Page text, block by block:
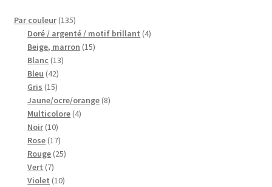
Par couleur 135135
produits
Doré / argenté / motif brillant 44
Beige, marron 1515
Blanc 1313
Bleu 4242
produits
Gris 1515
produits
Jaune/ocre/orange 88
Multicolore 44
Noir 1010
produits
Rose 1717
produits
Rouge 2525
Vert 77
produits
Violet 1010